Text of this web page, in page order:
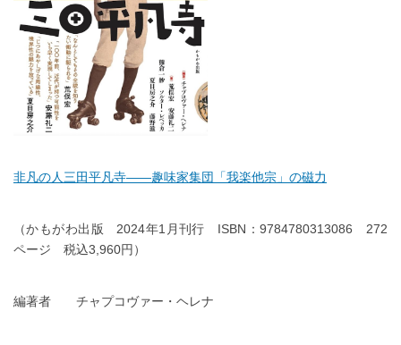
非凡の人三田平凡寺――趣味家集団「我楽他宗」の磁力
（かもがわ出版 2024年1月刊行 ISBN：9784780313086 272
ページ 税込3,960円）
編著者 チャプコヴァー・ヘレナ